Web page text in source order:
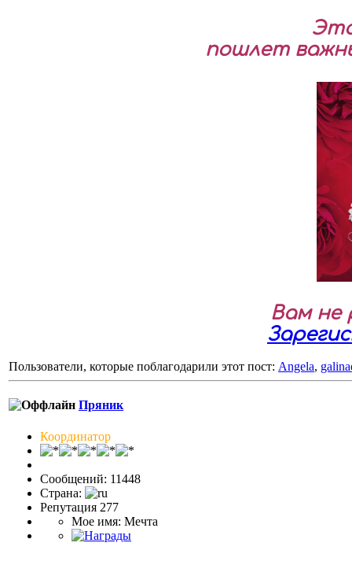
пошлет
Вам не
Пользователи, которые поблагодарили этот пост: Angela,
Пряник
Координатор
Сообщений: 11448
Страна:
Репутация 277
Мое имя: Мечта